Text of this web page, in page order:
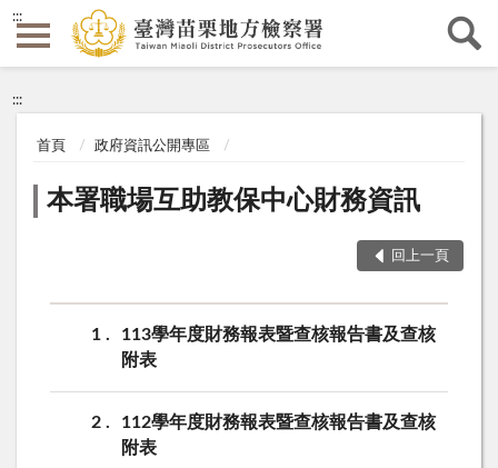
:::
:::
首頁 政府資訊公開專區
本署職場互助教保中心財務資訊
回上一頁
1
113學年度財務報表暨查核報告書及查核
附表
2
112學年度財務報表暨查核報告書及查核
附表